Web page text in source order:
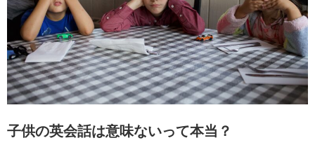
子供の英会話は意味ないって本当？